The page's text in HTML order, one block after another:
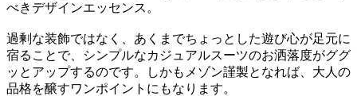
べきデザインエッセンス。
過剰な装飾ではなく、あくまでちょっとした遊び心が足元に
宿ることで、シンプルなカジュアルスーツのお洒落度がググ
ッとアップするのです。しかもメゾン謹製となれば、大人の
品格を醸すワンポイントにもなります。